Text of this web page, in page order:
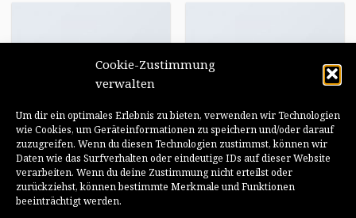
Cookie-Zustimmung
verwalten
Um dir ein optimales Erlebnis zu bieten, verwenden wir Technologien
wie Cookies, um Geräteinformationen zu speichern und/oder darauf
zuzugreifen. Wenn du diesen Technologien zustimmst, können wir
Daten wie das Surfverhalten oder eindeutige IDs auf dieser Website
verarbeiten. Wenn du deine Zustimmung nicht erteilst oder
zurückziehst, können bestimmte Merkmale und Funktionen
beeinträchtigt werden.
Forms Price table